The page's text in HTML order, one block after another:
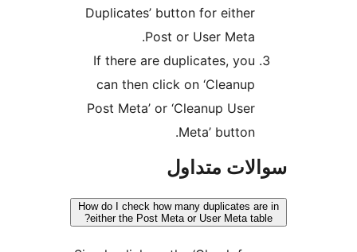
Duplicates’ button for either
Post or User Meta.
If there are duplicates, you
can then click on ‘Cleanup
Post Meta’ or ‘Cleanup User
متداول
How do I check how many duplicates
either the Post Meta or User Meta